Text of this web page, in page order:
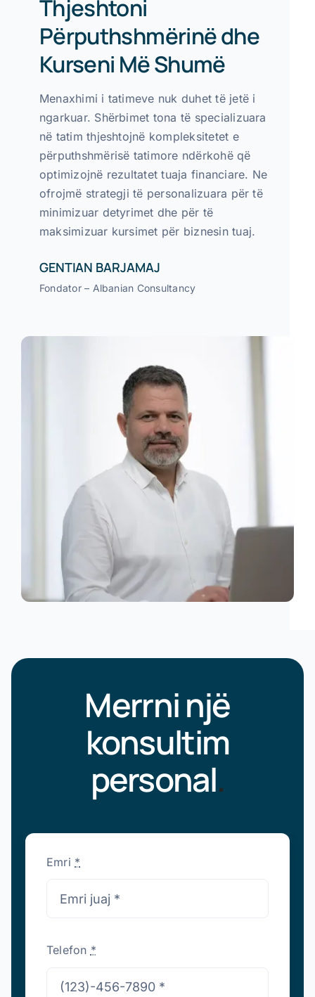
Thjeshtoni
Përputhshmërinë dhe
Kurseni Më Shumë
Menaxhimi i tatimeve nuk duhet të jetë i
ngarkuar. Shërbimet tona të specializuara
në tatim thjeshtojnë kompleksitetet e
përputhshmërisë tatimore ndërkohë që
optimizojnë rezultatet tuaja financiare. Ne
ofrojmë strategji të personalizuara për të
minimizuar detyrimet dhe për të
maksimizuar kursimet për biznesin tuaj.
GENTIAN BARJAMAJ
Fondator – Albanian Consultancy
Merrni një
konsultim
personal.
Emri *
Telefon *